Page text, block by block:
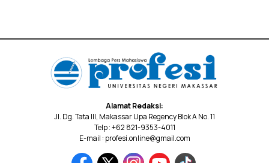
Alamat Redaksi:
Jl. Dg. Tata III, Makassar Upa Regency Blok A No. 11
Telp : +62 821-9353-4011
E-mail : profesi.online@gmail.com